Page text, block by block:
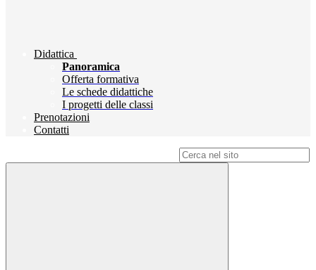
Didattica
Panoramica
Offerta formativa
Le schede didattiche
I progetti delle classi
Prenotazioni
Contatti